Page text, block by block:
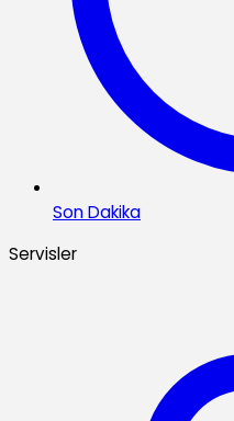
Son Dakika
Servisler